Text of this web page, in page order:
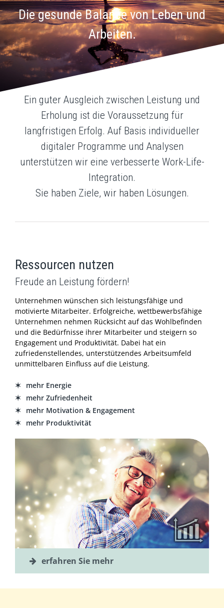
Die gesunde Balance von Leben und
Arbeiten.
Ein guter Ausgleich zwischen Leistung und
Erholung ist die Voraussetzung für
langfristigen Erfolg. Auf Basis individueller
digitaler Programme und Analysen
unterstützen wir eine verbesserte Work-Life-
Integration.
Sie haben Ziele, wir haben Lösungen.
Ressourcen nutzen
Freude an Leistung fördern!
Unternehmen wünschen sich leistungsfähige und
motivierte Mitarbeiter. Erfolgreiche, wettbewerbsfähige
Unternehmen nehmen Rücksicht auf das Wohlbefinden
und die Bedürfnisse ihrer Mitarbeiter und steigern so
Engagement und Produktivität. Dabei hat ein
zufriedenstellendes, unterstützendes Arbeitsumfeld
unmittelbaren Einfluss auf die Leistung.
mehr Energie
mehr Zufriedenheit
mehr Motivation & Engagement
mehr Produktivität
erfahren Sie mehr